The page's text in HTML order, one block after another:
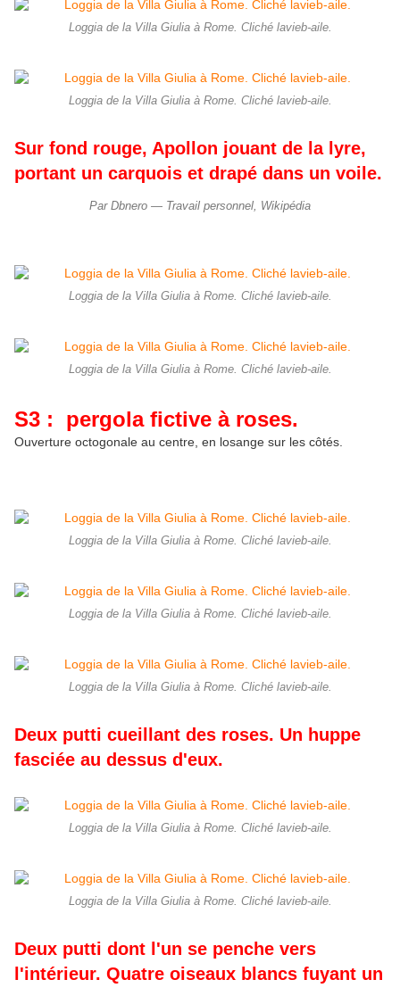
Loggia de la Villa Giulia à Rome. Cliché lavieb-aile.
Loggia de la Villa Giulia à Rome. Cliché lavieb-aile.
Sur fond rouge, Apollon jouant de la lyre,
portant un carquois et drapé dans un voile.
Par Dbnero — Travail personnel, Wikipédia
Loggia de la Villa Giulia à Rome. Cliché lavieb-aile.
Loggia de la Villa Giulia à Rome. Cliché lavieb-aile.
S3 : pergola fictive à roses.
Ouverture octogonale au centre, en losange sur les côtés.
Loggia de la Villa Giulia à Rome. Cliché lavieb-aile.
Loggia de la Villa Giulia à Rome. Cliché lavieb-aile.
Loggia de la Villa Giulia à Rome. Cliché lavieb-aile.
Deux putti cueillant des roses. Un huppe
fasciée au dessus d'eux.
Loggia de la Villa Giulia à Rome. Cliché lavieb-aile.
Loggia de la Villa Giulia à Rome. Cliché lavieb-aile.
Deux putti dont l'un se penche vers
l'intérieur. Quatre oiseaux blancs fuyant un